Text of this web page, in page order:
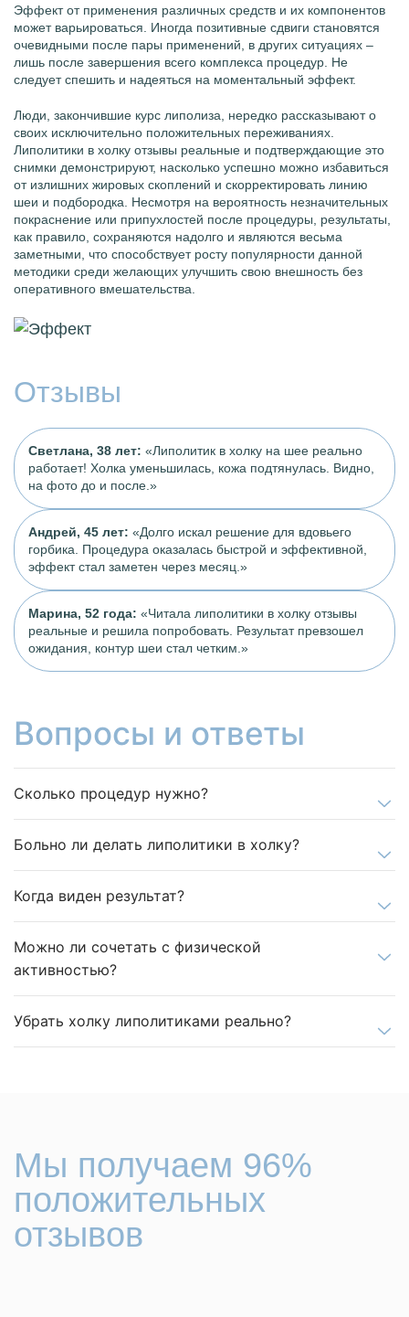
Эффект от применения различных средств и их компонентов
может варьироваться. Иногда позитивные сдвиги становятся
очевидными после пары применений, в других ситуациях –
лишь после завершения всего комплекса процедур. Не
следует спешить и надеяться на моментальный эффект.
Люди, закончившие курс липолиза, нередко рассказывают о
своих исключительно положительных переживаниях.
Липолитики в холку отзывы реальные и подтверждающие это
снимки демонстрируют, насколько успешно можно избавиться
от излишних жировых скоплений и скорректировать линию
шеи и подбородка. Несмотря на вероятность незначительных
покраснение или припухлостей после процедуры, результаты,
как правило, сохраняются надолго и являются весьма
заметными, что способствует росту популярности данной
методики среди желающих улучшить свою внешность без
оперативного вмешательства.
Отзывы
Светлана, 38 лет: «Липолитик в холку на шее реально
работает! Холка уменьшилась, кожа подтянулась. Видно,
на фото до и после.»
Андрей, 45 лет: «Долго искал решение для вдовьего
горбика. Процедура оказалась быстрой и эффективной,
эффект стал заметен через месяц.»
Марина, 52 года: «Читала липолитики в холку отзывы
реальные и решила попробовать. Результат превзошел
ожидания, контур шеи стал четким.»
Вопросы и ответы
Сколько процедур нужно?
Больно ли делать липолитики в холку?
Когда виден результат?
Можно ли сочетать с физической
активностью?
Убрать холку липолитиками реально?
Мы получаем 96%
положительных
отзывов